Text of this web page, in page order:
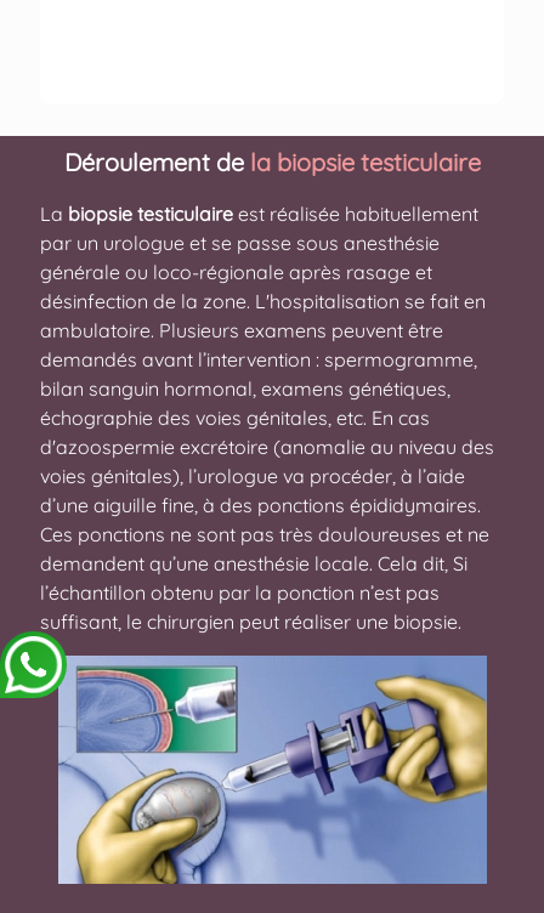
Déroulement de la biopsie testiculaire
La biopsie testiculaire est réalisée habituellement
par un urologue et se passe sous anesthésie
générale ou loco-régionale après rasage et
désinfection de la zone. L'hospitalisation se fait en
ambulatoire. Plusieurs examens peuvent être
demandés avant l’intervention : spermogramme,
bilan sanguin hormonal, examens génétiques,
échographie des voies génitales, etc. En cas
d'azoospermie excrétoire (anomalie au niveau des
voies génitales), l’urologue va procéder, à l’aide
d’une aiguille fine, à des ponctions épididymaires.
Ces ponctions ne sont pas très douloureuses et ne
demandent qu’une anesthésie locale. Cela dit, Si
l’échantillon obtenu par la ponction n’est pas
suffisant, le chirurgien peut réaliser une biopsie.